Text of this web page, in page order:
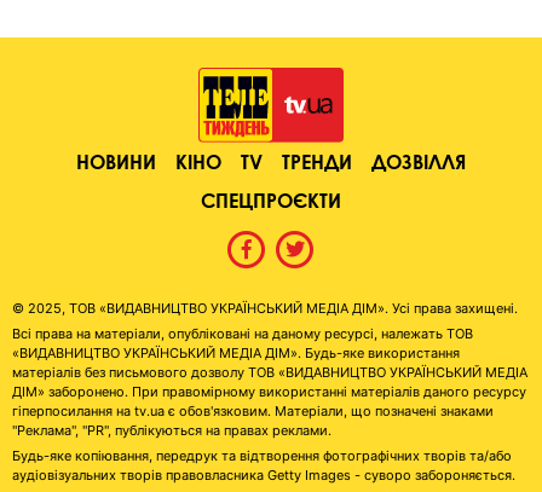
НОВИНИ КІНО TV ТРЕНДИ
ДОЗВІЛЛЯ
СПЕЦПРОЄКТИ
© 2025, ТОВ «ВИДАВНИЦТВО УКРАЇНСЬКИЙ МЕДІА ДІМ». Усі права захищені.
Всі права на матеріали, опубліковані на даному ресурсі, належать ТОВ
«ВИДАВНИЦТВО УКРАЇНСЬКИЙ МЕДІА ДІМ». Будь-яке використання
матеріалів без письмового дозволу ТОВ «ВИДАВНИЦТВО УКРАЇНСЬКИЙ МЕДІА
ДІМ» заборонено. При правомірному використанні матеріалів даного ресурсу
гіперпосилання на tv.ua є обов'язковим. Матеріали, що позначені знаками
"Реклама", "PR", публікуються на правах реклами.
Будь-яке копіювання, передрук та відтворення фотографічних творів та/або
аудіовізуальних творів правовласника Getty Images - суворо забороняється.